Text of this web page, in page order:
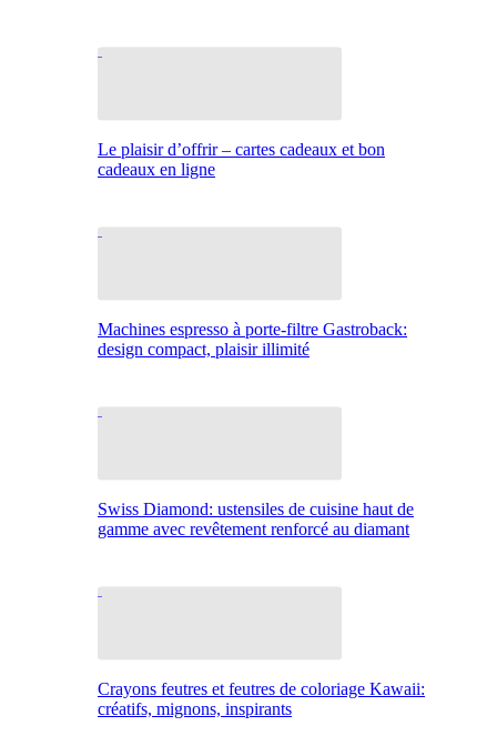
Le plaisir d’offrir – cartes cadeaux et bon
cadeaux en ligne
Machines espresso à porte-filtre Gastroback:
design compact, plaisir illimité
Swiss Diamond: ustensiles de cuisine haut de
gamme avec revêtement renforcé au diamant
Crayons feutres et feutres de coloriage Kawaii:
créatifs, mignons, inspirants